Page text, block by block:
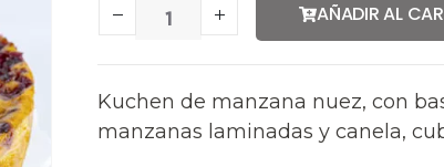
AÑADIR AL
Kuchen de manzana nuez, con
manzanas laminadas y canela,